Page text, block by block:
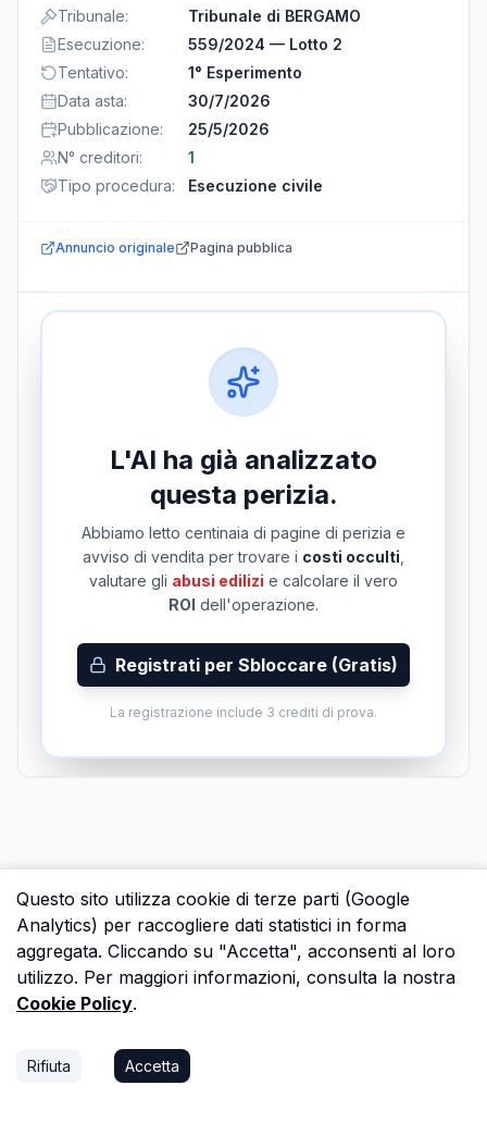
Tribunale:
Tribunale di BERGAMO
Esecuzione:
559/2024 — Lotto 2
Tentativo:
1° Esperimento
Data asta:
30/7/2026
Pubblicazione:
25/5/2026
N° creditori:
1
Tipo procedura: Esecuzione civile
Annuncio originale Pagina pubblica
L'AI ha già analizzato
questa perizia.
Abbiamo letto centinaia di pagine di perizia e
avviso di vendita per trovare i costi occulti
valutare gli abusi edilizi e calcolare il vero
ROI dell'operazione.
Registrati per Sbloccare (Gratis)
La registrazione include 3 crediti di prova.
Questo sito utilizza cookie di terze parti (Google
Analytics) per raccogliere dati statistici in forma
aggregata. Cliccando su "Accetta", acconsenti al loro
utilizzo. Per maggiori informazioni, consulta la nostra
Cookie Policy.
Rifiuta Accetta